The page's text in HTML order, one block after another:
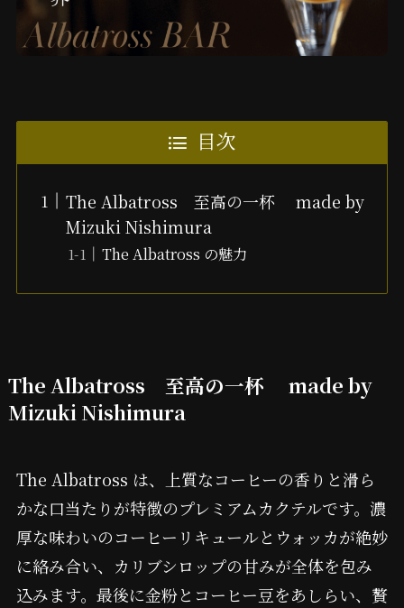
目次
The Albatross 至高の一杯 made by
Mizuki Nishimura
The Albatross の魅力
The Albatross 至高の一杯 made by
Mizuki Nishimura
The Albatross は、上質なコーヒーの香りと滑ら
かな口当たりが特徴のプレミアムカクテルです。濃
厚な味わいのコーヒーリキュールとウォッカが絶妙
に絡み合い、カリブシロップの甘みが全体を包み
込みます。最後に金粉とコーヒー豆をあしらい、贅